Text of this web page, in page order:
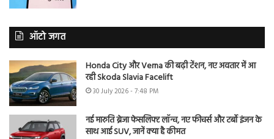
ऑटो जगत
Honda City और Verna की बढ़ी टेंशन, नए अवतार में आ
रही Skoda Slavia Facelift
30 July 2026 - 7:48 PM
नई मारुति ब्रेजा फेसलिफ्ट लॉन्च, नए फीचर्स और टर्बो इंजन के
साथ आई SUV, जानें क्या है कीमत